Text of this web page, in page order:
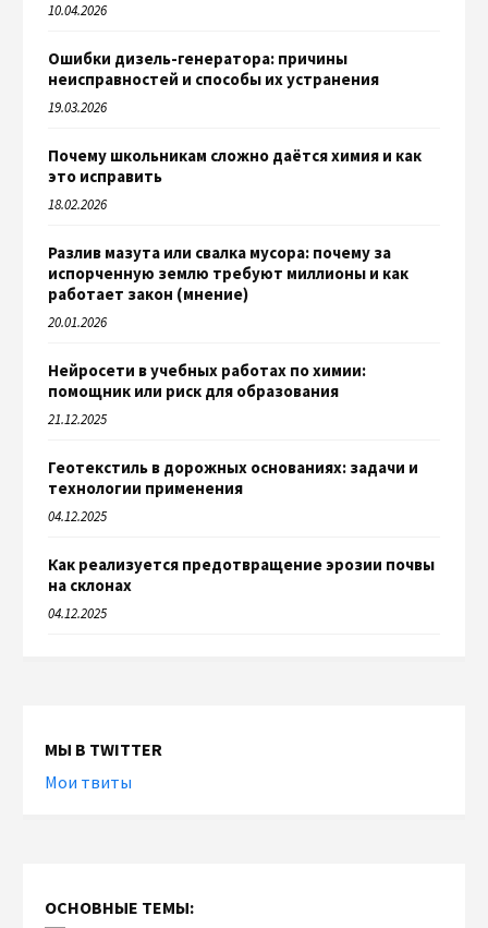
10.04.2026
Ошибки дизель-генератора: причины
неисправностей и способы их устранения
19.03.2026
Почему школьникам сложно даётся химия и как
это исправить
18.02.2026
Разлив мазута или свалка мусора: почему за
испорченную землю требуют миллионы и как
работает закон (мнение)
20.01.2026
Нейросети в учебных работах по химии:
помощник или риск для образования
21.12.2025
Геотекстиль в дорожных основаниях: задачи и
технологии применения
04.12.2025
Как реализуется предотвращение эрозии почвы
на склонах
04.12.2025
МЫ В TWITTER
Мои твиты
ОСНОВНЫЕ ТЕМЫ: